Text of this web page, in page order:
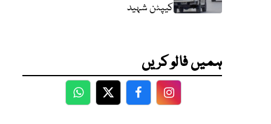
کیپٹن شہید
ہمیں فالو کریں
WhatsApp
TwitterFacebookFacebook